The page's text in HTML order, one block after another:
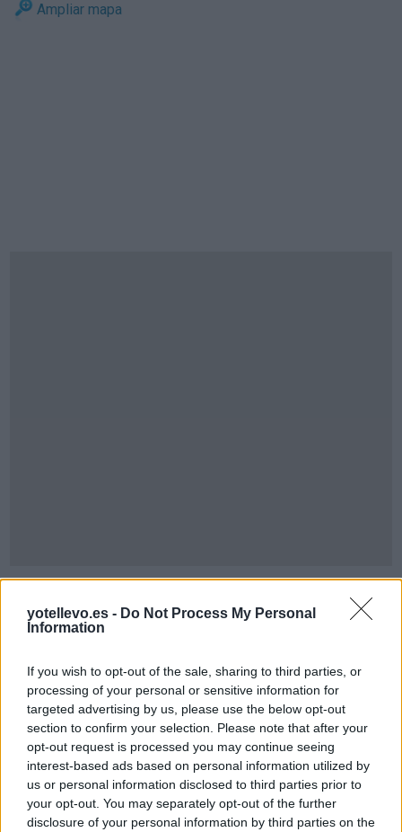
yotellevo.es - Do Not Process My Personal
Information
If you wish to opt-out of the sale, sharing to third parties, or
processing of your personal or sensitive information for
targeted advertising by us, please use the below opt-out
section to confirm your selection. Please note that after your
opt-out request is processed you may continue seeing
interest-based ads based on personal information utilized by
us or personal information disclosed to third parties prior to
your opt-out. You may separately opt-out of the further
disclosure of your personal information by third parties on the
Ampliar mapa